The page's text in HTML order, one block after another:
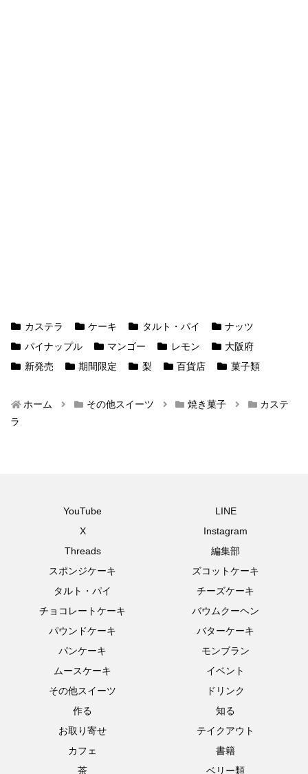
カステラ ケーキ タルト・パイ
ナッツ
パイナップル
マンゴー レモン
大阪府
新発売
期間限定 梨 百貨店 菓子類
ホーム その他スイーツ 焼き菓子
カステ
ラ
YouTube
LINE
X
Instagram
Threads
編集部
スポンジケーキ
ズコットケーキ
タルト・パイ
チーズケーキ
チョコレートケーキ
バウムクーヘン
パウンドケーキ
バターケーキ
パンケーキ
モンブラン
ムースケーキ
イベント
その他スイーツ
ドリンク
作る
知る
お取り寄せ
テイクアウト
カフェ
書籍
茶
ベリー類